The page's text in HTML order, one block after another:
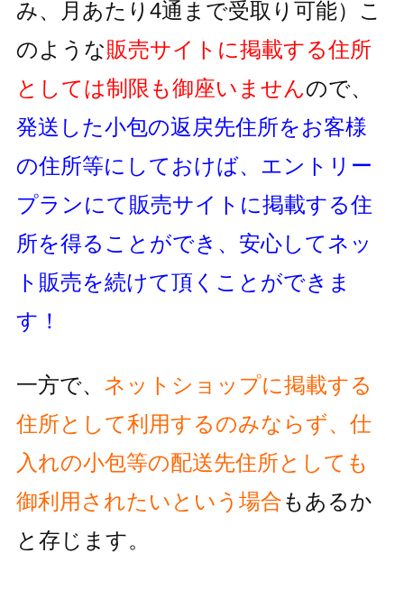
み、月あたり4通まで受取り可能） こ
のような販売サイトに掲載する住所
としては制限も御座いませんので、
発送した小包の返戻先住所をお客様
の住所等にしておけば、 エントリー
プランにて販売サイトに掲載する住
所を得ることができ、 安心してネッ
ト販売を続けて頂くことができま
す！
一方で、 ネットショップに掲載する
住所として利用するのみならず、 仕
入れの小包等の配送先住所としても
御利用されたいという 場合もあるか
と存じます。